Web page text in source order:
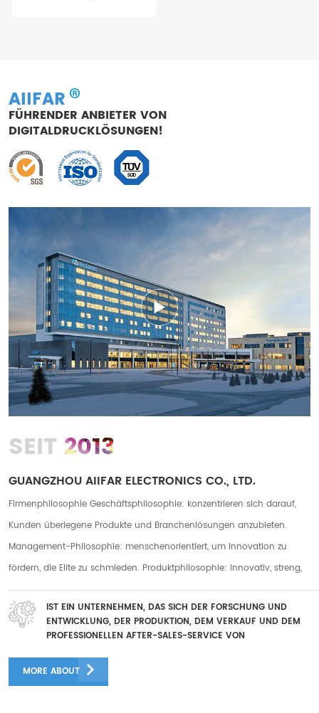
AIIFAR
FÜHRENDER ANBIETER VON
DIGITALDRUCKLÖSUNGEN!
SEIT 2013
GUANGZHOU AIIFAR ELECTRONICS CO., LTD.
Firmenphilosophie Geschäftsphilosophie: konzentrieren sich darauf,
Kunden überlegene Produkte und Branchenlösungen anzubieten.
Management-Philosophie: menschenorientiert, um Innovation zu
fördern, die Elite zu schmieden. Produktphilosophie: innovativ, streng,
praktisch. Servicephilosophie: fürsorglicher Service, rücksichtsvoller
Service Unser Unternehmen hat zwei Fabriken in Guanazhou und
Foshan mit einer Gesamtfabrikfläche von mehr als 10.000
gibt mehr als 50 After-Sales-Teams und mehr als 30 F&E-Mitarbeiter.
IST EIN UNTERNEHMEN, DAS SICH DER FORSCHUNG UND
ENTWICKLUNG, DER PRODUKTION, DEM VERKAUF UND DEM
PROFESSIONELLEN AFTER-SALES-SERVICE VON
MORE ABOUT